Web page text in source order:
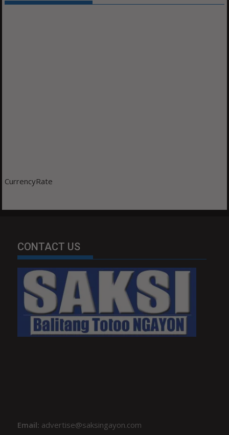
CurrencyRate
CONTACT US
Email: advertise@saksingayon.com